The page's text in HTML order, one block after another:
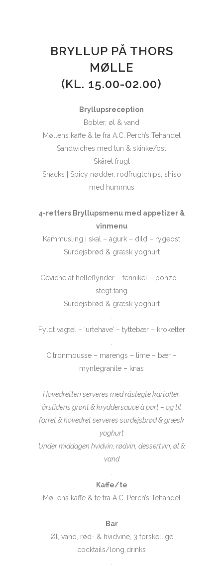
BRYLLUP PÅ THORS
MØLLE
(KL. 15.00-02.00)
Bryllupsreception
Bobler, øl & vand
Møllens kaffe & te fra A.C. Perch’s Tehandel
Sandwiches med tun & skinke/ost
Skåret frugt
Snacks | Spicy nødder, rodfrugtchips, shiso
med hummus
4-retters Bryllupsmenu med appetizer &
vinmenu
Kammusling i skal – agurk – dild – rygeost
Surdejsbrød & græsk yoghurt
Ceviche af helleflynder – fennikel – ponzo –
stegt tang
Surdejsbrød & græsk yoghurt
Fyldt vagtel – ‘urtehave’ – tyttebær – kroketter
Citronmousse – marengs – lime – bær –
myntegranite – knas
Hovedretten serveres med råstegte kartofler,
årstidens grønt & kryddersauce à part – og til
forret & hovedret serveres surdejsbrød & græsk
yoghurt
Under middagen hvidvin, rødvin, dessertvin, øl &
vand
Kaffe/te
Møllens kaffe & te fra A.C. Perch’s Tehandel
Bar
Øl, vand, rød- & hvidvine, 3 forskellige
cocktails/long drinks